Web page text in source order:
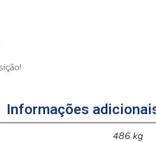
Informações
486 kg